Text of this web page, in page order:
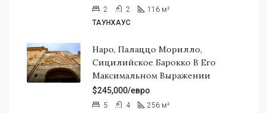
2 2 116 м²
ТАУНХАУС
Наро, Палаццо Морилло,
Сицилийское Барокко В Его
Максимальном Выражении
$245,000/евро
5 4 256 м²